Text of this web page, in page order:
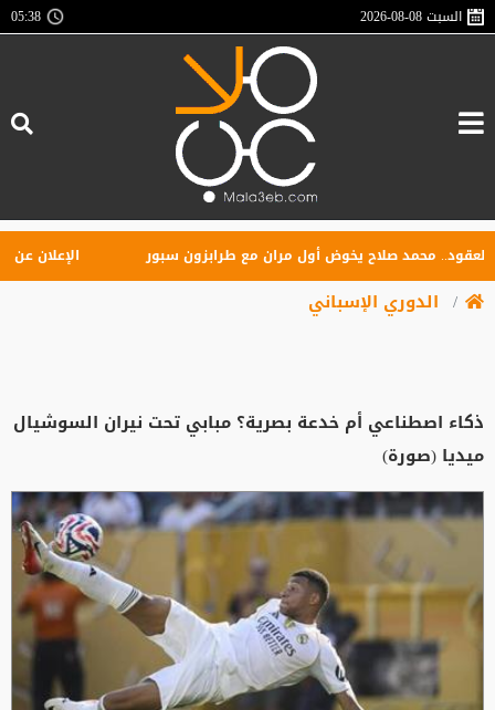
السبت2026-08-08
05:38
محمد صلاح يخوض أول مران مع طرابزون سبور الإعلان عن
الدوري الإسباني
ذكاء اصطناعي أم خدعة بصرية؟ مبابي تحت نيران السوشيال
ميديا (صورة)